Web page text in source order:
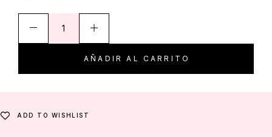
AÑADIR AL CARRITO
ADD TO WISHLIST